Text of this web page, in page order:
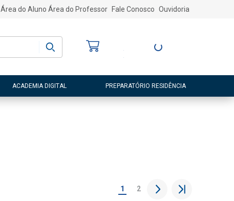
Área do Aluno Área do Professor Fale Conosco Ouvidoria
Entre ou Cadastre-
ACADEMIA DIGITAL PREPARATÓRIO RESIDÊNCIA
1 2